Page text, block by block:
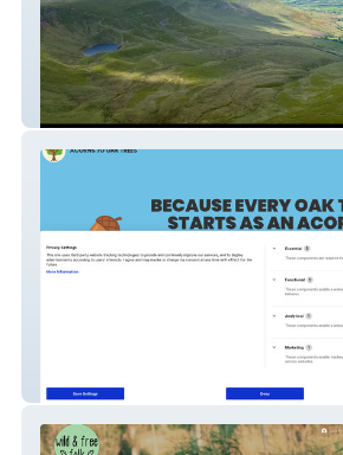
Welsh Valley Web
Acorns to Oak Trees